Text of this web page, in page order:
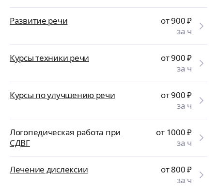
Развитие речи от 900₽
за ч
Курсы техники речи от 900₽
за ч
Курсы по улучшению речи от 900₽
за ч
Логопедическая работа при
СДВГ
от 1000₽
за ч
Лечение дислексии от 800₽
за ч